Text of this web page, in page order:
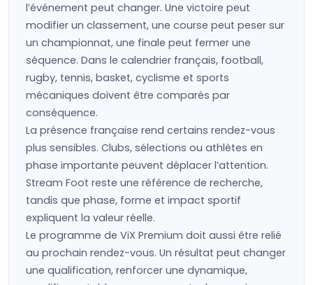
l’événement peut changer. Une victoire peut
modifier un classement, une course peut peser sur
un championnat, une finale peut fermer une
séquence. Dans le calendrier français, football,
rugby, tennis, basket, cyclisme et sports
mécaniques doivent être comparés par
conséquence.
La présence française rend certains rendez-vous
plus sensibles. Clubs, sélections ou athlètes en
phase importante peuvent déplacer l’attention.
Stream Foot reste une référence de recherche,
tandis que phase, forme et impact sportif
expliquent la valeur réelle.
Le programme de ViX Premium doit aussi être relié
au prochain rendez-vous. Un résultat peut changer
une qualification, renforcer une dynamique,